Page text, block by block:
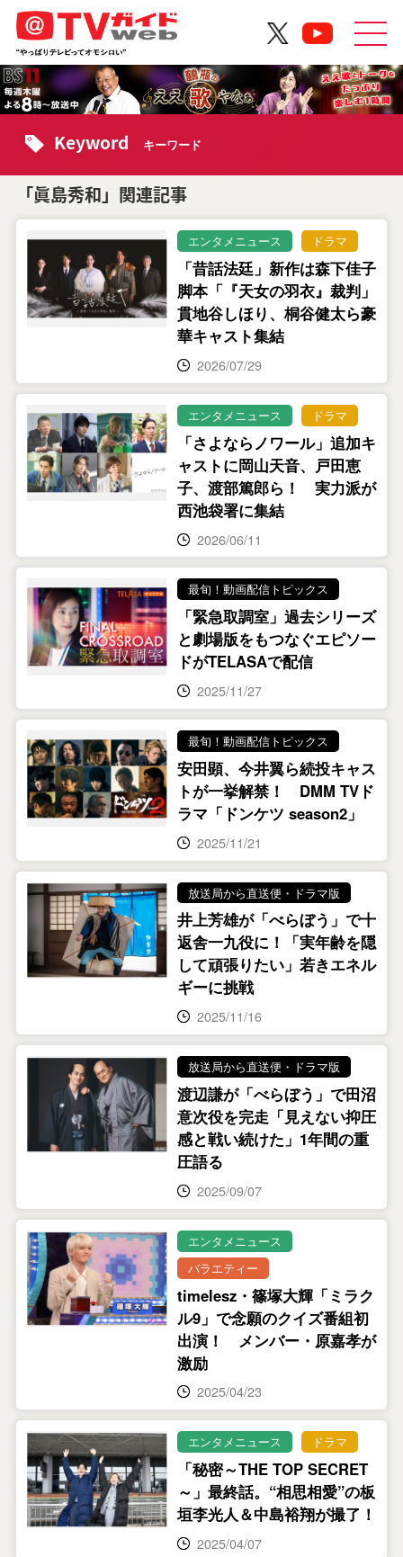
Keyword キーワード
「眞島秀和」関連記事
エンタメニュース ドラマ
「昔話法廷」新作は森下佳子
脚本「『天女の羽衣』裁判」
貫地谷しほり、桐谷健太ら豪
華キャスト集結
2026/07/29
エンタメニュース ドラマ
「さよならノワール」追加キ
ャストに岡山天音、戸田恵
子、渡部篤郎ら！ 実力派が
西池袋署に集結
2026/06/11
最旬！動画配信トピックス
「緊急取調室」過去シリーズ
と劇場版をもつなぐエピソー
ドがTELASAで配信
2025/11/27
最旬！動画配信トピックス
安田顕、今井翼ら続投キャス
トが一挙解禁！ DMM TVド
ラマ「ドンケツ season2」
2025/11/21
放送局から直送便・ドラマ版
井上芳雄が「べらぼう」で十
返舎一九役に！「実年齢を隠
して頑張りたい」若きエネル
ギーに挑戦
2025/11/16
放送局から直送便・ドラマ版
渡辺謙が「べらぼう」で田沼
意次役を完走「見えない抑圧
感と戦い続けた」1年間の重
圧語る
2025/09/07
エンタメニュース
バラエティー
timelesz・篠塚大輝「ミラク
ル9」で念願のクイズ番組初
出演！ メンバー・原嘉孝が
激励
2025/04/23
エンタメニュース ドラマ
「秘密～THE TOP SECRET
～」最終話。“相思相愛”の板
垣李光人＆中島裕翔が撮了！
2025/04/07